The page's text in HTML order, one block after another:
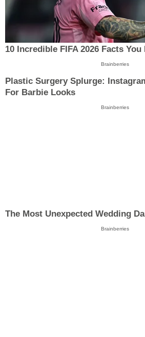
10 Incredible FIFA 2026 Facts
Brainberries
Plastic Surgery Splurge:
For Barbie Looks
Brainberries
The Most Unexpected Wedding
Brainberries